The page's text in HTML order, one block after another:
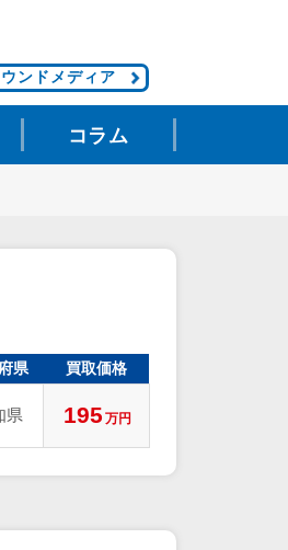
ンドメディア
コラム
県 買取価格
県 195 万円